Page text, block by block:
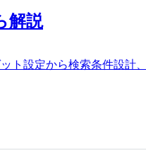
解説
ト設定から検索条件設計